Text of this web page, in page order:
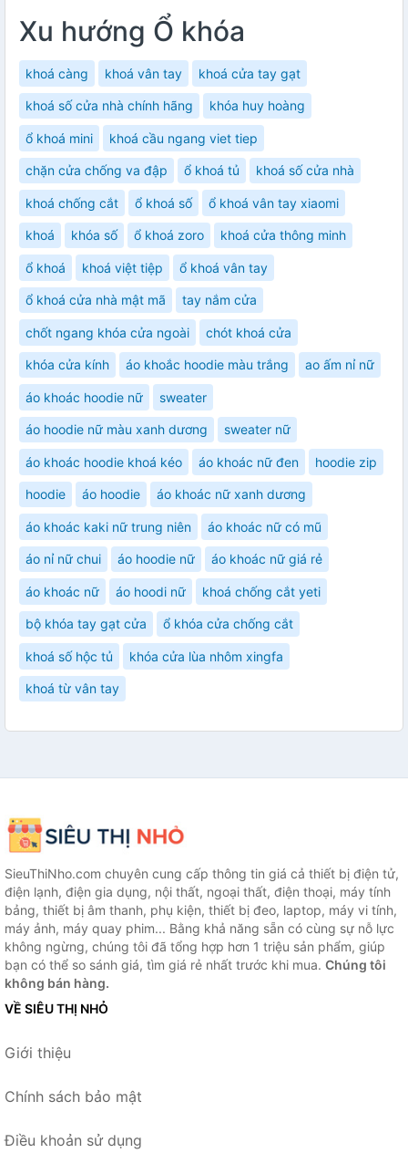
Xu hướng Ổ khóa
khoá càng khoá vân tay khoá cửa tay gạt
khoá số cửa nhà chính hãng khóa huy hoàng
ổ khoá mini khoá cầu ngang viet tiep
chặn cửa chống va đập ổ khoá tủ khoá số cửa nhà
khoá chống cắt ổ khoá số ổ khoá vân tay xiaomi
khoá khóa số ổ khoá zoro khoá cửa thông minh
ổ khoá khoá việt tiệp ổ khoá vân tay
ổ khoá cửa nhà mật mã tay nắm cửa
chốt ngang khóa cửa ngoài chót khoá cửa
khóa cửa kính áo khoắc hoodie màu trắng ao ấm nỉ nữ
áo khoác hoodie nữ sweater
áo hoodie nữ màu xanh dương sweater nữ
áo khoác hoodie khoá kéo áo khoác nữ đen hoodie zip
hoodie áo hoodie áo khoác nữ xanh dương
áo khoác kaki nữ trung niên áo khoác nữ có mũ
áo nỉ nữ chui áo hoodie nữ áo khoác nữ giá rẻ
áo khoác nữ áo hoodi nữ khoá chống cắt yeti
bộ khóa tay gạt cửa ổ khóa cửa chống cắt
khoá số hộc tủ khóa cửa lùa nhôm xingfa
khoá từ vân tay
SieuThiNho.com chuyên cung cấp thông tin giá cả thiết bị điện tử,
điện lạnh, điện gia dụng, nội thất, ngoại thất, điện thoại, máy tính
bảng, thiết bị âm thanh, phụ kiện, thiết bị đeo, laptop, máy vi tính,
máy ảnh, máy quay phim... Bằng khả năng sẵn có cùng sự nỗ lực
không ngừng, chúng tôi đã tổng hợp hơn 1 triệu sản phẩm, giúp
bạn có thể so sánh giá, tìm giá rẻ nhất trước khi mua. Chúng tôi
không bán hàng.
VỀ SIÊU THỊ NHỎ
Giới thiệu
Chính sách bảo mật
Điều khoản sử dụng